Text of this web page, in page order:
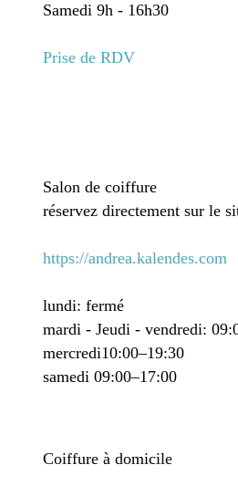
Samedi 9h - 16h30
Prise de RDV
Salon de coiffure
réservez directement sur le
https://andrea.kalendes.com
lundi: fermé
mardi - Jeudi - vendredi:
mercredi10:00–19:30
samedi 09:00–17:00
Coiffure à domicile